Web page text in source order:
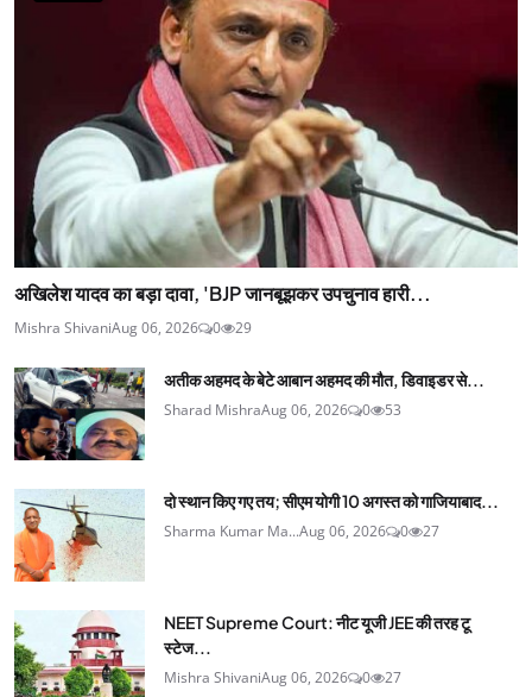
अखिलेश यादव का बड़ा दावा, 'BJP जानबूझकर उपचुनाव हारी...
Mishra ShivaniAug 06, 2026 0 29
अतीक अहमद के बेटे आबान अहमद की मौत, डिवाइडर से...
Sharad MishraAug 06, 2026 0 53
दो स्थान किए गए तय; सीएम योगी 10 अगस्त को गाजियाबाद...
Sharma Kumar Ma...Aug 06, 2026 0 27
NEET Supreme Court: नीट यूजी JEE की तरह टू
स्टेज...
Mishra ShivaniAug 06, 2026 0 27